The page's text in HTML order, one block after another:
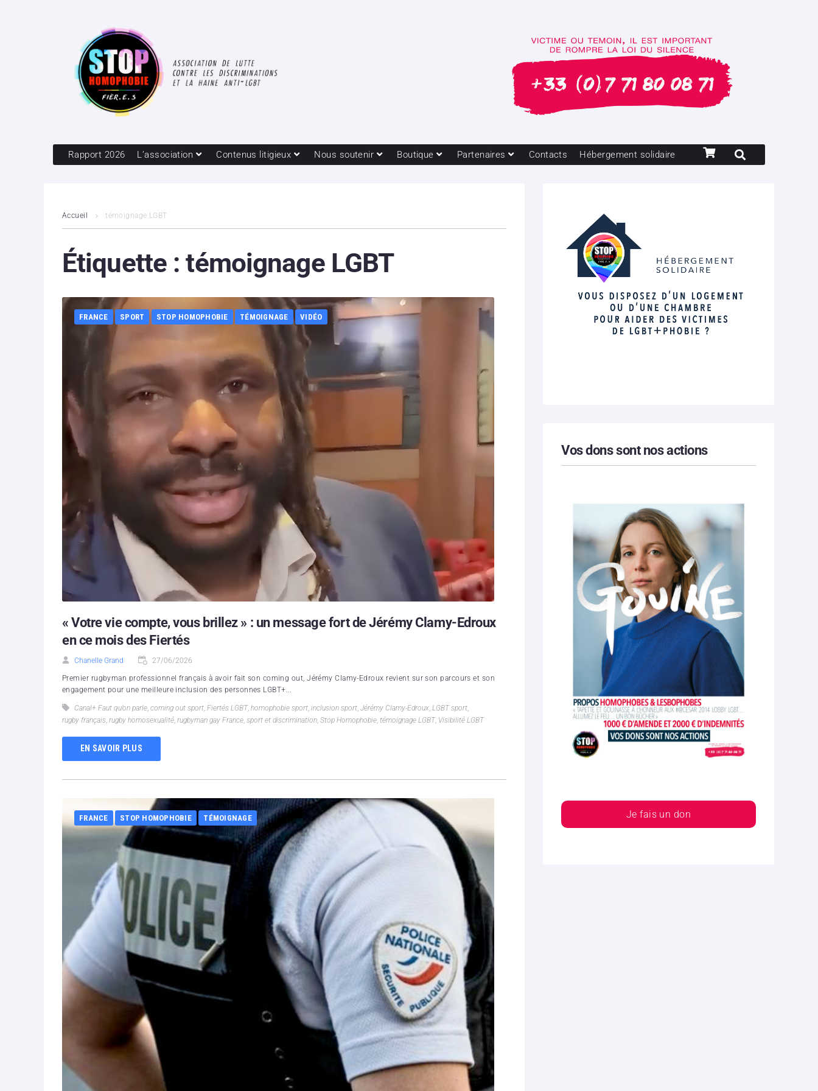
Rapport 2026 L’association Contenus litigieux Nous soutenir Boutique Partenaires Contacts Hébergement solidaire
Accueil témoignage LGBT
Étiquette :témoignage LGBT
FRANCE SPORT STOP HOMOPHOBIE TÉMOIGNAGE VIDÉO
« Votre vie compte, vous brillez » : un message fort de Jérémy Clamy-Edroux
en ce mois des Fiertés
Chanelle Grand 27/06/2026
Premier rugbyman professionnel français à avoir fait son coming out, Jérémy Clamy-Edroux revient sur son parcours et son
engagement pour une meilleure inclusion des personnes LGBT+...
Canal+ Faut qu’on parle, coming out sport, Fiertés LGBT, homophobie sport, inclusion sport, Jérémy Clamy-Edroux, LGBT sport,
rugby français, rugby homosexualité, rugbyman gay France, sport et discrimination, Stop Homophobie, témoignage LGBT, Visibilité LGBT
EN SAVOIR PLUS
FRANCE STOP HOMOPHOBIE TÉMOIGNAGE
Vos dons sont nos actions
Je fais un don